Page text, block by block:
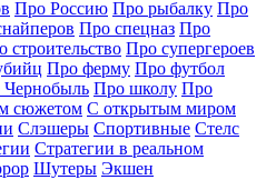
Про Россию Про рыбалку Про
Про спецназ Про
строительство Про супергероев
Про ферму Про футбол
Про школу Про
сюжетом С открытым миром
Слэшеры Спортивные Стелс
Стратегии в реальном
Шутеры Экшен